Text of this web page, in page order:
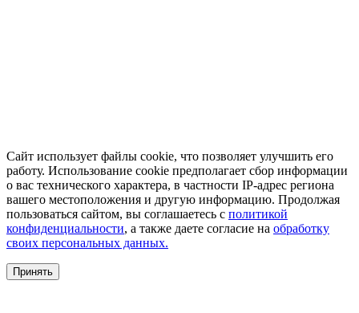
Сайт использует файлы cookie, что позволяет улучшить его
работу. Использование cookie предполагает сбор информации
о вас технического характера, в частности IP-адрес региона
вашего местоположения и другую информацию. Продолжая
пользоваться сайтом, вы соглашаетесь с политикой
конфиденциальности, а также даете согласие на обработку
своих персональных данных.
Принять